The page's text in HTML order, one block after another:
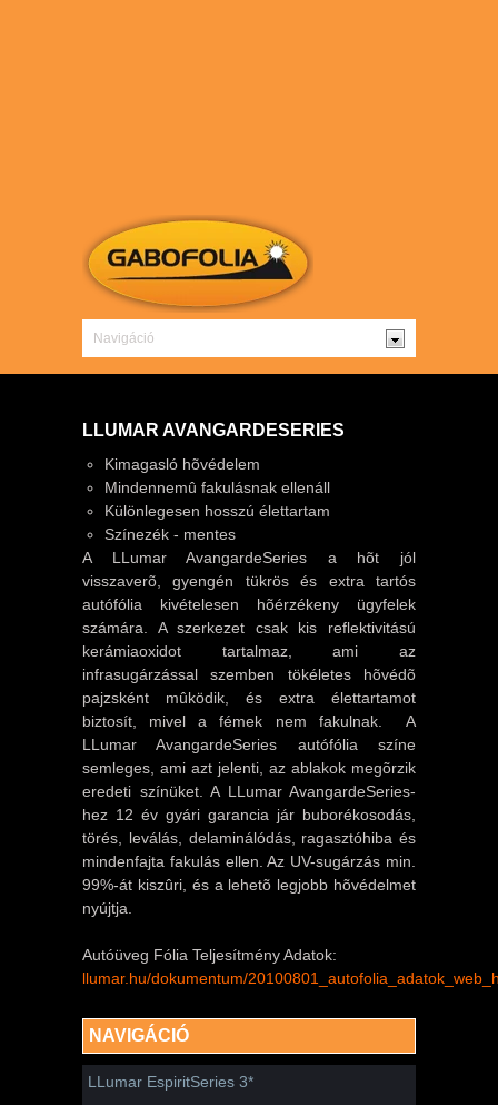
LLUMAR AVANGARDESERIES
Kimagasló hõvédelem
Mindennemû fakulásnak ellenáll
Különlegesen hosszú élettartam
Színezék - mentes
A LLumar AvangardeSeries a hõt jól
visszaverõ, gyengén tükrös és extra tartós
autófólia kivételesen hõérzékeny ügyfelek
számára. A szerkezet csak kis reflektivitású
kerámiaoxidot tartalmaz, ami az
infrasugárzással szemben tökéletes hõvédõ
pajzsként mûködik, és extra élettartamot
biztosít, mivel a fémek nem fakulnak. A
LLumar AvangardeSeries autófólia színe
semleges, ami azt jelenti, az ablakok megõrzik
eredeti színüket. A LLumar AvangardeSeries-
hez 12 év gyári garancia jár buborékosodás,
törés, leválás, delaminálódás, ragasztóhiba és
mindenfajta fakulás ellen. Az UV-sugárzás min.
99%-át kiszûri, és a lehetõ legjobb hõvédelmet
nyújtja.
Autóüveg Fólia Teljesítmény Adatok:
llumar.hu/dokumentum/
NAVIGÁCIÓ
LLumar EspiritSeries 3*